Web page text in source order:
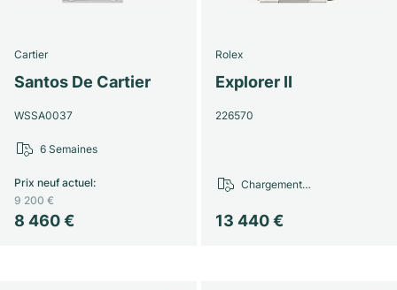
Cartier
Santos De Cartier
WSSA0037
8 460 €
Prix neuf actuel:
9 200 €
6 Semaines
Rolex
Explorer II
226570
13 440 €
Chargement…